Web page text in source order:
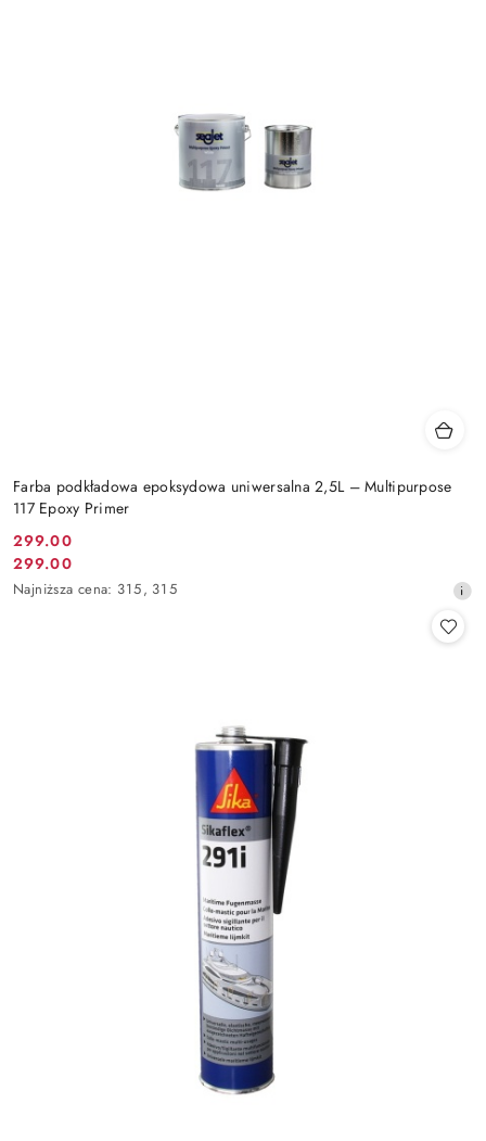
Farba podkładowa epoksydowa uniwersalna 2,5L – Multipurpose
117 Epoxy Primer
Cena
promocyjna:
299.00
Cena
promocyjna:
299.00
Najniższa
Najniższa cena: 315, 315